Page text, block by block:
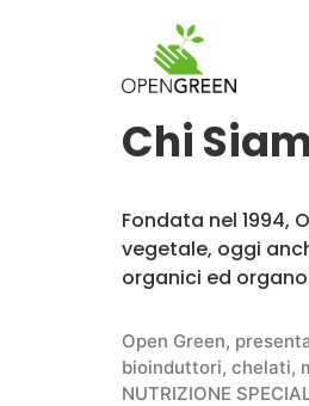
Chi
Fondata nel 1994,
vegetale, oggi
organici ed
Open Green,
bioinduttori, chelati,
NUTRIZIONE